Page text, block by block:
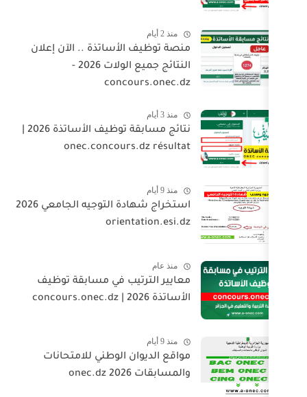
منصة توظيف الأساتذة .. الآن إعلان
النتائج جميع الولات 2026 -
concours.onec.dz
نتائج مسابقة توظيف الأساتذة 2026 |
onec.concours.dz résultat
استخراج شهادة التوجيه الجامعي 2026
orientation.esi.dz
منذ عام
معايير الترتيب في مسابقة توظيف
الأساتذة 2026 | concours.onec.dz
مواقع الديوان الوطني للامتحانات
والمسابقات 2026 onec.dz